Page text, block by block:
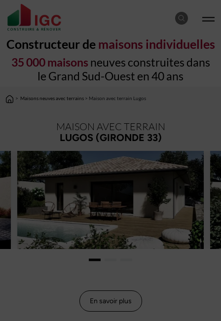
Constructeur de maisons individuelles
35 000 maisons neuves construites dans
le Grand Sud-Ouest en 40 ans
> Maisons neuves avec terrains > Maison avec terrain Lugos
MAISON AVEC TERRAIN
LUGOS (GIRONDE 33)
En savoir plus